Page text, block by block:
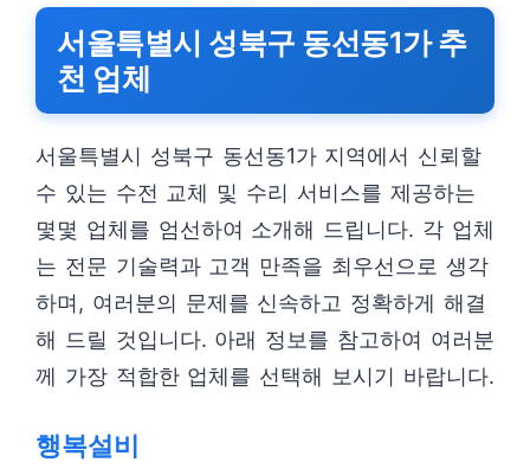
서울특별시 성북구 동선동1가 추
천 업체
서울특별시 성북구 동선동1가 지역에서 신뢰할
수 있는 수전 교체 및 수리 서비스를 제공하는
몇몇 업체를 엄선하여 소개해 드립니다. 각 업체
는 전문 기술력과 고객 만족을 최우선으로 생각
하며, 여러분의 문제를 신속하고 정확하게 해결
해 드릴 것입니다. 아래 정보를 참고하여 여러분
께 가장 적합한 업체를 선택해 보시기 바랍니다.
행복설비